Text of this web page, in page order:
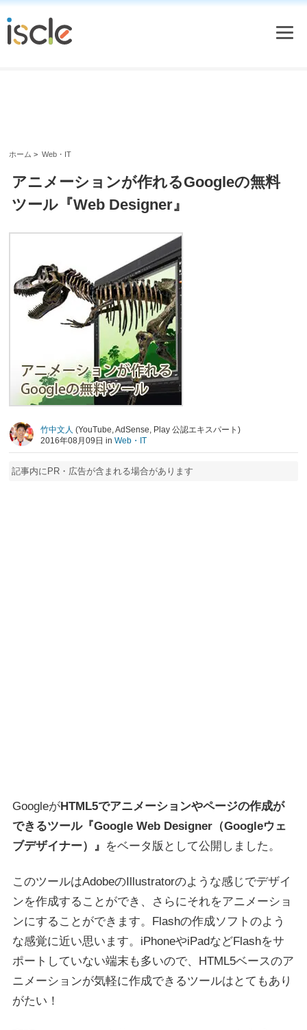
ホーム > Web・IT
アニメーションが作れるGoogleの無料
ツール『Web Designer』
竹中文人 (YouTube, AdSense, Play 公認エキスパート)
2016年08月09日 in Web・IT
記事内にPR・広告が含まれる場合があります
GoogleがHTML5でアニメーションやページの作成が
できるツール『Google Web Designer（Googleウェ
ブデザイナー）』 をベータ版として公開しました。
このツールはAdobeのIllustratorのような感じでデザイ
ンを作成することができ、さらにそれをアニメーショ
ンにすることができます。Flashの作成ソフトのよう
な感覚に近い思います。iPhoneやiPadなどFlashをサ
ポートしていない端末も多いので、HTML5ベースのア
ニメーションが気軽に作成できるツールはとてもあり
がたい！